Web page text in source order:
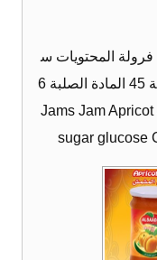
المحتويات س
كر غلوكوز حمض الستريك نسبة الفاكهة 45 المادة الصلبة 6
5 Jams Jam
sugar glucose